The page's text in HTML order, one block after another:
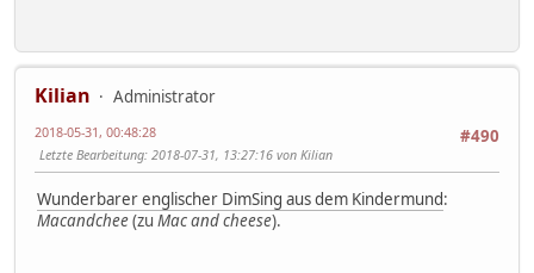
Kilian
Administrator
#490
2018-05-31, 00:48:28
Letzte Bearbeitung: 2018-07-31, 13:27:16 von Kilian
Wunderbarer englischer DimSing aus dem Kindermund:
Macandchee(zu Mac and cheese).